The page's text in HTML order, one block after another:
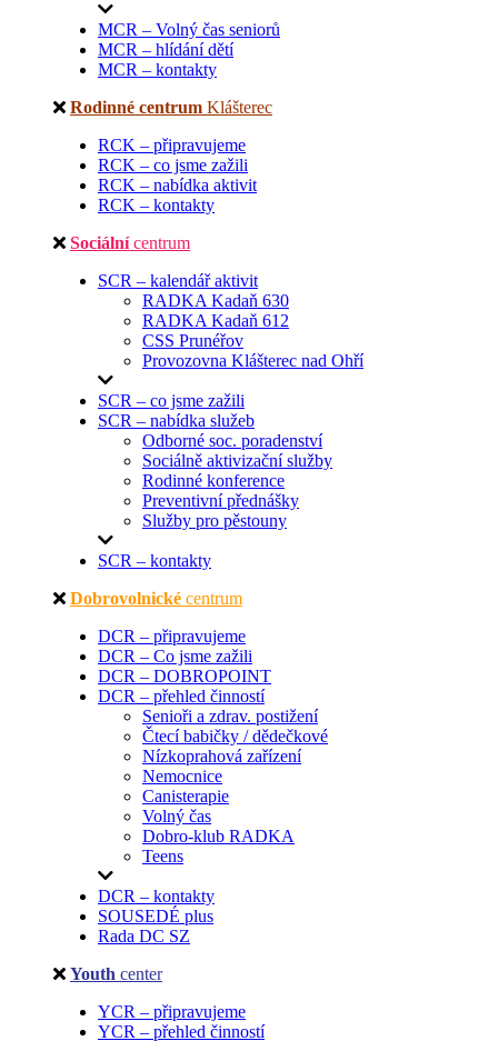
MCR – Volný čas seniorů
MCR – hlídání dětí
MCR – kontakty
Rodinné centrum Klášterec
RCK – připravujeme
RCK – co jsme zažili
RCK – nabídka aktivit
RCK – kontakty
Sociální centrum
SCR – kalendář aktivit
RADKA Kadaň 630
RADKA Kadaň 612
CSS Prunéřov
Provozovna Klášterec nad Ohří
SCR – co jsme zažili
SCR – nabídka služeb
Odborné soc. poradenství
Sociálně aktivizační služby
Rodinné konference
Preventivní přednášky
Služby pro pěstouny
SCR – kontakty
Dobrovolnické centrum
DCR – připravujeme
DCR – Co jsme zažili
DCR – DOBROPOINT
DCR – přehled činností
Senioři a zdrav. postižení
Čtecí babičky / dědečkové
Nízkoprahová zařízení
Nemocnice
Canisterapie
Volný čas
Dobro-klub RADKA
Teens
DCR – kontakty
SOUSEDÉ plus
Rada DC SZ
Youth center
YCR – připravujeme
YCR – přehled činností